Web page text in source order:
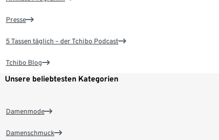
Presse
5 Tassen täglich – der Tchibo Podcast
Tchibo Blog
Unsere beliebtesten Kategorien
Damenmode
Damenschmuck